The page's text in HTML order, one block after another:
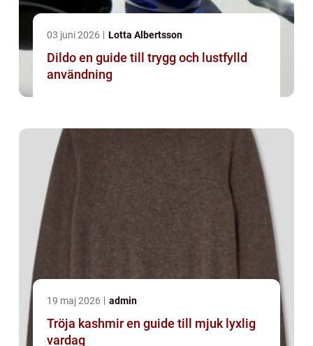
03 juni 2026 Lotta Albertsson
Dildo en guide till trygg och lustfylld
användning
19 maj 2026 admin
Tröja kashmir en guide till mjuk lyxlig
vardag